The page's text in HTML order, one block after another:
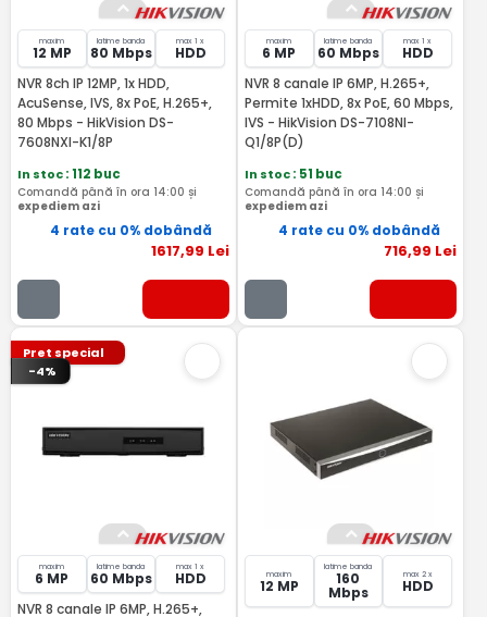
maxim
12 MP
latime banda
80 Mbps
max 1 x
HDD
NVR 8ch IP 12MP, 1x HDD,
AcuSense, IVS, 8x PoE, H.265+,
80 Mbps - HikVision DS-
7608NXI-K1/8P
In stoc: 112 buc
Comandă până în ora 14:00 și
expediem azi
4 rate cu 0% dobândă
1617,99 Lei
maxim
6 MP
latime banda
60 Mbps
max 1 x
HDD
NVR 8 canale IP 6MP, H.265+,
Permite 1xHDD, 8x PoE, 60 Mbps,
IVS - HikVision DS-7108NI-
Q1/8P(D)
In stoc: 51 buc
Comandă până în ora 14:00 și
expediem azi
4 rate cu 0% dobândă
716,99 Lei
Pret special
-4%
maxim
6 MP
latime banda
60 Mbps
max 1 x
HDD
NVR 8 canale IP 6MP, H.265+,
maxim
12 MP
latime banda
160
Mbps
max 2 x
HDD